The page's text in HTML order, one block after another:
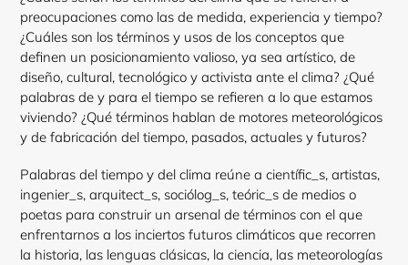
preocupaciones como las de medida, experiencia y tiempo?
¿Cuáles son los términos y usos de los conceptos que
definen un posicionamiento valioso, ya sea artístico, de
diseño, cultural, tecnológico y activista ante el clima? ¿Qué
palabras de y para el tiempo se refieren a lo que estamos
viviendo? ¿Qué términos hablan de motores meteorológicos
y de fabricación del tiempo, pasados, actuales y futuros?
Palabras del tiempo y del clima reúne a científic_s, artistas,
ingenier_s, arquitect_s, sociólog_s, teóric_s de medios o
poetas para construir un arsenal de términos con el que
enfrentarnos a los inciertos futuros climáticos que recorren
la historia, las lenguas clásicas, la ciencia, las meteorologías